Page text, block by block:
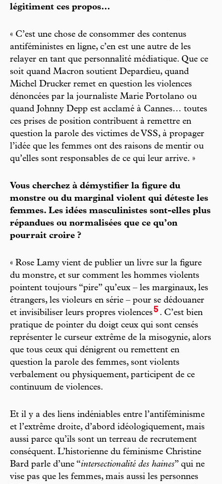
légitiment ces propos…
« C’est une chose de consommer des contenus
antiféministes en ligne, c’en est une autre de les
relayer en tant que personnalité médiatique. Que ce
soit quand Macron soutient Depardieu, quand
Michel Drucker remet en question les violences
dénoncées par la journaliste Marie Portolano ou
quand Johnny Depp est acclamé à Cannes… toutes
ces prises de position contribuent à remettre en
question la parole des victimes de VSS, à propager
l’idée que les femmes ont des raisons de mentir ou
qu’elles sont responsables de ce qui leur arrive. »
Vous cherchez à démystifier la figure du
monstre ou du marginal violent qui déteste les
femmes. Les idées masculinistes sont-elles plus
répandues ou normalisées que ce qu’on
pourrait croire ?
« Rose Lamy vient de publier un livre sur la figure
du monstre, et sur comment les hommes violents
pointent toujours “pire” qu’eux – les marginaux, les
étrangers, les violeurs en série – pour se dédouaner
et invisibiliser leurs propres violences5 . C’est bien
pratique de pointer du doigt ceux qui sont censés
représenter le curseur extrême de la misogynie, alors
que tous ceux qui dénigrent ou remettent en
question la parole des femmes, sont violents
verbalement ou physiquement, participent de ce
continuum de violences.
Et il y a des liens indéniables entre l’antiféminisme
et l’extrême droite, d’abord idéologiquement, mais
aussi parce qu’ils sont un terreau de recrutement
conséquent. L’historienne du féminisme Christine
Bard parle d’une “intersectionalité des haines” qui ne
vise pas que les femmes, mais aussi les personnes